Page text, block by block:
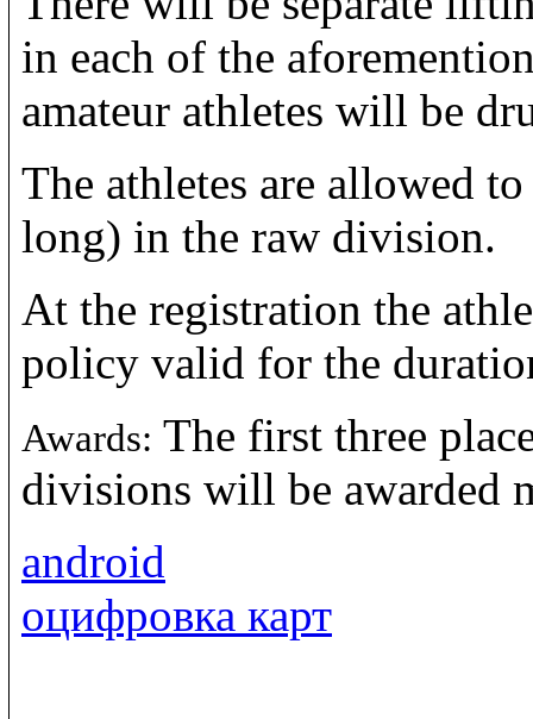
in each of the
amateur athletes will be
The athletes are allowed
long) in the raw division.
At the registration the
policy valid for the
Awards: The first three
divisions will be awarded
android
оцифровка карт